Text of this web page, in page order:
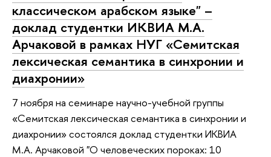
классическом арабском языке" –
доклад студентки ИКВИА М.А.
Арчаковой в рамках НУГ «Семитская
лексическая семантика в синхронии и
диахронии»
7 ноября на семинаре научно-учебной группы
«Семитская лексическая семантика в синхронии и
диахронии» состоялся доклад студентки ИКВИА
М.А. Арчаковой "О человеческих пороках: 10